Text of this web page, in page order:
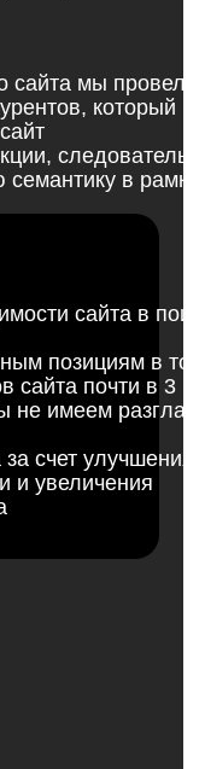
сайта мы провели
который
в
сайта в
позициям в
сайта почти в 3
не имеем
счет улучшения
и увеличения